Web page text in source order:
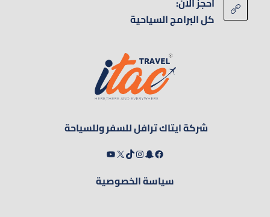
كل البرامج السياحية
شركة ايتاك ترافل للسفر وللسياحة
سياسة الخصوصية